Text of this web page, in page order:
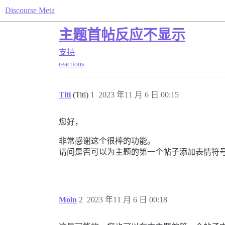
Discourse Meta
主题首帖反应不显示
支持
reactions
Titi (Titi) 2023 年11 月 6 日 00:15
1
您好，
非常感谢这个很棒的功能。
请问是否可以为主题的第一个帖子添加表情符
Moin 2023 年11 月 6 日 00:18
2